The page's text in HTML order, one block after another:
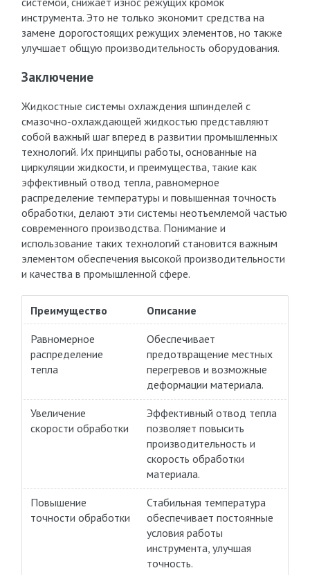
инструмента. Это не только экономит средства на
замене дорогостоящих режущих элементов, но также
улучшает общую производительность оборудования.
Заключение
Жидкостные системы охлаждения шпинделей с
смазочно-охлаждающей жидкостью представляют
собой важный шаг вперед в развитии промышленных
технологий. Их принципы работы, основанные на
циркуляции жидкости, и преимущества, такие как
эффективный отвод тепла, равномерное
распределение температуры и повышенная точность
обработки, делают эти системы неотъемлемой частью
современного производства. Понимание и
использование таких технологий становится важным
элементом обеспечения высокой производительности
и качества в промышленной сфере.
Преимущество Описание
Равномерное
распределение
тепла
Обеспечивает
предотвращение местных
перегревов и возможные
деформации материала.
Увеличение
скорости обработки
Эффективный отвод тепла
позволяет повысить
производительность и
скорость обработки
материала.
Повышение
точности обработки
Стабильная температура
обеспечивает постоянные
условия работы
инструмента, улучшая
точность.